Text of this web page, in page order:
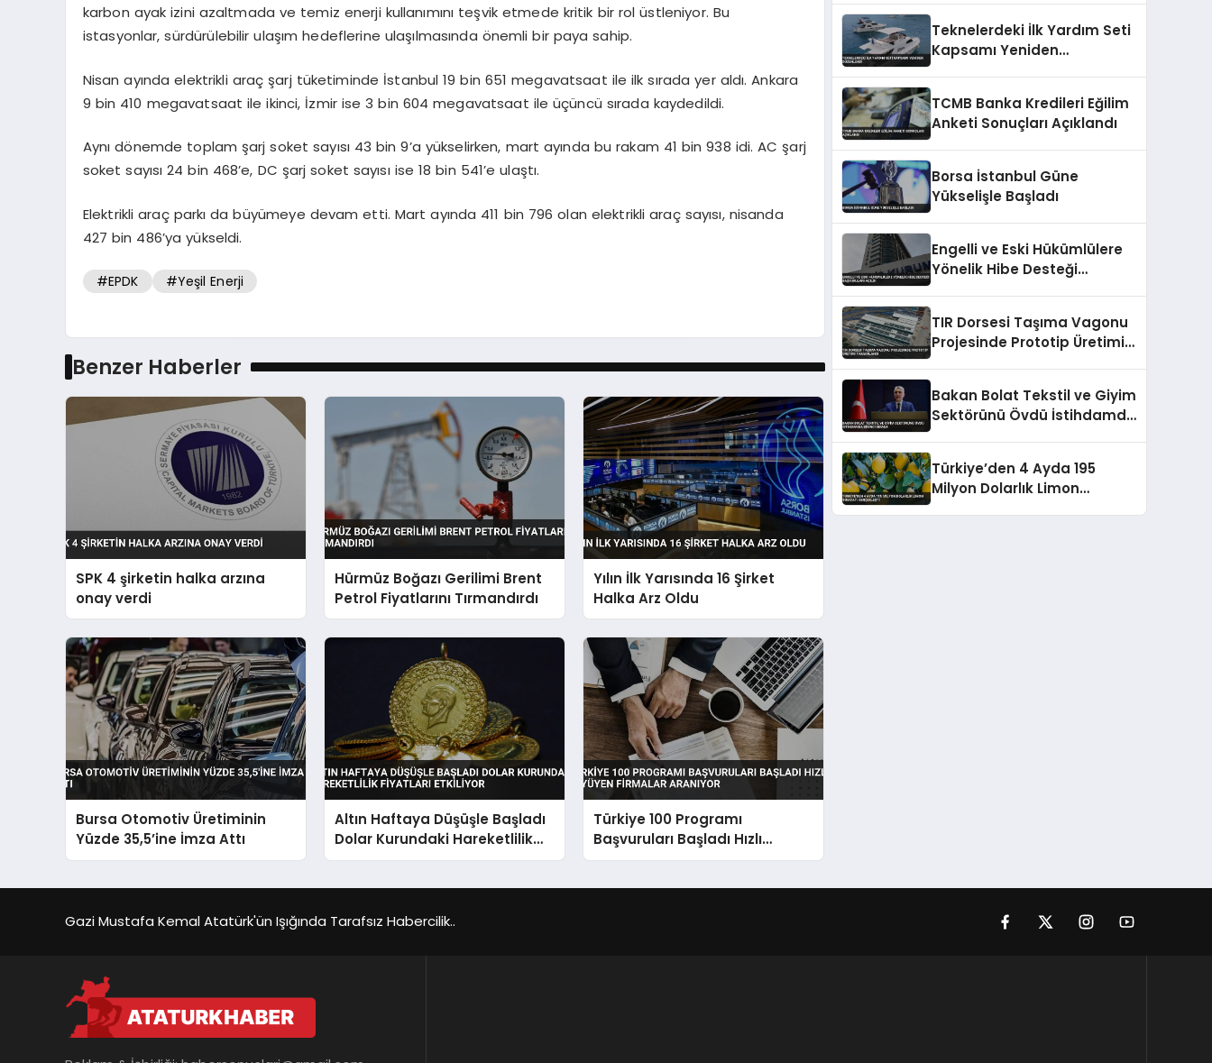
karbon ayak izini azaltmada ve temiz enerji kullanımını teşvik etmede kritik bir rol üstleniyor. Bu
istasyonlar, sürdürülebilir ulaşım hedeflerine ulaşılmasında önemli bir paya sahip.
Nisan ayında elektrikli araç şarj tüketiminde İstanbul 19 bin 651 megavatsaat ile ilk sırada yer aldı. Ankara
9 bin 410 megavatsaat ile ikinci, İzmir ise 3 bin 604 megavatsaat ile üçüncü sırada kaydedildi.
Aynı dönemde toplam şarj soket sayısı 43 bin 9’a yükselirken, mart ayında bu rakam 41 bin 938 idi. AC şarj
soket sayısı 24 bin 468’e, DC şarj soket sayısı ise 18 bin 541’e ulaştı.
Elektrikli araç parkı da büyümeye devam etti. Mart ayında 411 bin 796 olan elektrikli araç sayısı, nisanda
427 bin 486’ya yükseldi.
#EPDK #Yeşil Enerji
Benzer Haberler
SPK 4 şirketin halka arzına
onay verdi
Hürmüz Boğazı Gerilimi Brent
Petrol Fiyatlarını Tırmandırdı
Yılın İlk Yarısında 16 Şirket
Halka Arz Oldu
Bursa Otomotiv Üretiminin
Yüzde 35,5’ine İmza Attı
Altın Haftaya Düşüşle Başladı
Dolar Kurundaki Hareketlilik
Fiyatları Etkiliyor
Türkiye 100 Programı
Başvuruları Başladı Hızlı
Büyüyen Firmalar Aranıyor
Teknelerdeki İlk Yardım Seti
Kapsamı Yeniden
TCMB Banka Kredileri Eğilim
Anketi Sonuçları Açıklandı
Borsa İstanbul Güne
Yükselişle Başladı
Engelli ve Eski Hükümlülere
Yönelik Hibe Desteği
TIR Dorsesi Taşıma Vagonu
Projesinde Prototip Üretimi
Bakan Bolat Tekstil ve Giyim
Sektörünü Övdü İstihdamda
Türkiye’den 4 Ayda 195
Milyon Dolarlık Limon
Gazi Mustafa Kemal Atatürk'ün Işığında Tarafsız Habercilik..